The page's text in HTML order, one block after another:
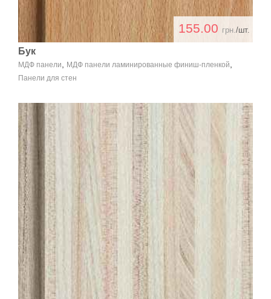
155.00 грн./шт.
Бук
МДФ панели МДФ панели ламинированные финиш-пленкой
Панели для стен